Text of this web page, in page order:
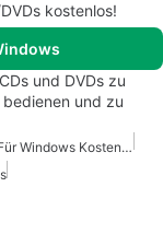
kostenlos!
und DVDs zu
und zu
Cd Dvd Brennen Für Windows Kostenlos